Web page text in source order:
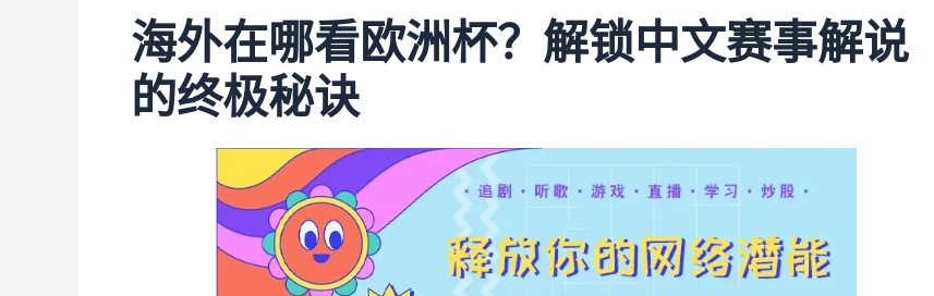
海外在哪看欧洲杯？解锁中文赛事解说
的终极秘诀